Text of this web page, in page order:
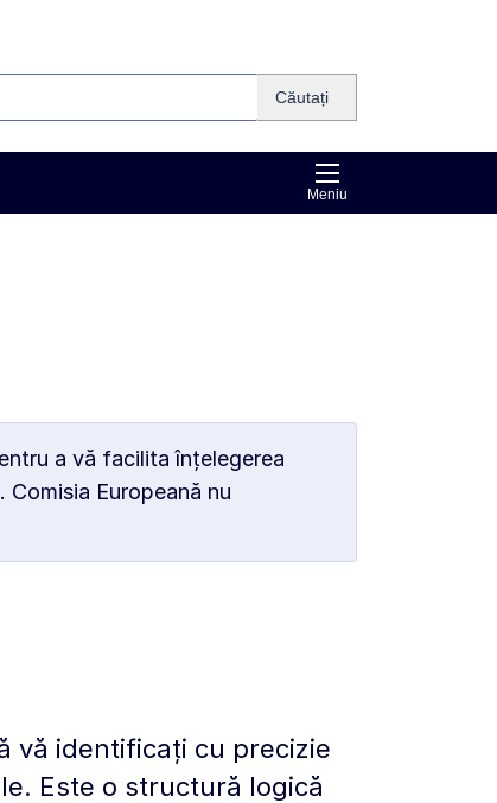
Căutați
Meniu
a vă facilita înțelegerea
Europeană nu
vă identificați cu precizie
Este o structură logică